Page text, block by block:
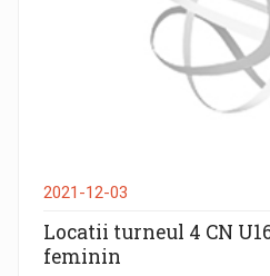
2021-12-03
Locatii turneul 4 CN
feminin